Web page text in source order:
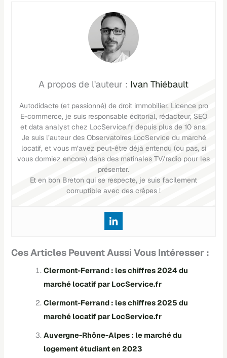
Ivan Thiébault
Autodidacte (et passionné) de droit immobilier, Licence pro
E-commerce, je suis responsable éditorial, rédacteur, SEO
et data analyst chez LocService.fr depuis plus de 10 ans.
Je suis l’auteur des Observatoires LocService du marché
locatif, et vous m’avez peut-être déjà entendu (ou pas, si
vous dormiez encore) dans des matinales TV/radio pour les
présenter.
Et en bon Breton qui se respecte, je suis facilement
corruptible avec des crêpes !
Ces Articles Peuvent Aussi Vous Intéresser :
Clermont-Ferrand : les chiffres 2024 du
marché locatif par LocService.fr
Clermont-Ferrand : les chiffres 2025 du
marché locatif par LocService.fr
Auvergne-Rhône-Alpes : le marché du
logement étudiant en 2023